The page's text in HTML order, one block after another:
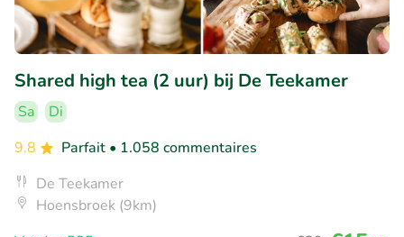
Shared high tea (2 uur) bij De Teekamer
Sa
Di
9.8
Parfait • 1.058 commentaires
De Teekamer
Hoensbroek (9km)